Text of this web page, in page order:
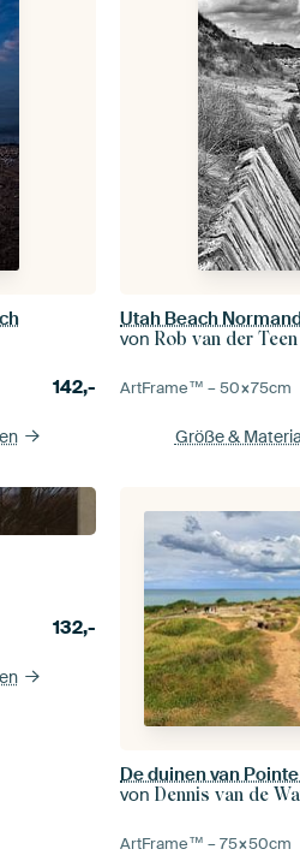
142,-
Utah Beach
vonRob van der Teen
ArtFrame™ –50×75cm
Größe &
132,-
De duinen van
vonDennis van de
ArtFrame™ –75×50cm